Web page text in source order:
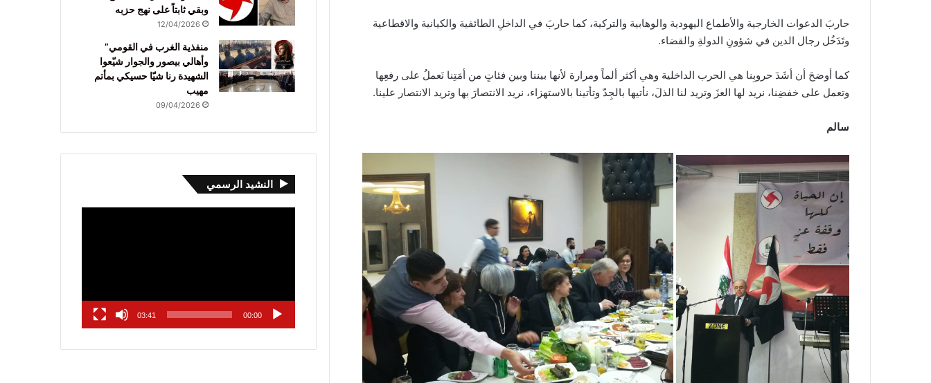
حاربَ الدعوات الخارجية والأطماع اليهودية والوهابية والتركية، كما حاربَ في الداخلِ الطائفية والكيانية والاقطاعية
وتَدَخُل رجال الدين في شؤونِ الدولةِ والقضاء.
كما أوضحَ أن أشَدَ حروبِنا هي الحرب الداخلية وهي أكثر ألماً ومرارة لأنها بيننا وبين فئاتٍ من أمَتِنا نَعملُ على رفعِها
وتعمل على خفضِنا، نريد لها العزَ وتريد لنا الذلَ، نأتيها بالجِدّ وتأتينا بالاستهزاء، نريد الانتصارَ بها وتريد الانتصار علينا.
سالم
وبقي ثابتاً على نهج حزبه
12/04/2026
منفذية الغرب في القومي”
وأهالي بيصور والجوار شيّعوا
الشهيدة رنا شيّا حسيكي بمأتم
مهيب
09/04/2026
النشيد الرسمي
00:00
03:41